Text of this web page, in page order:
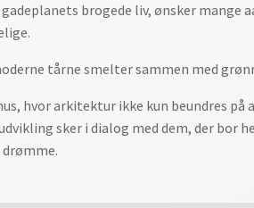
brogede liv, ønsker
tårne smelter sammen med
hvor arkitektur ikke kun beundres
sker i dialog med dem, der bor